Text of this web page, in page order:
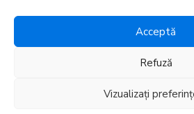
Acceptă
Refuză
Vizualizați